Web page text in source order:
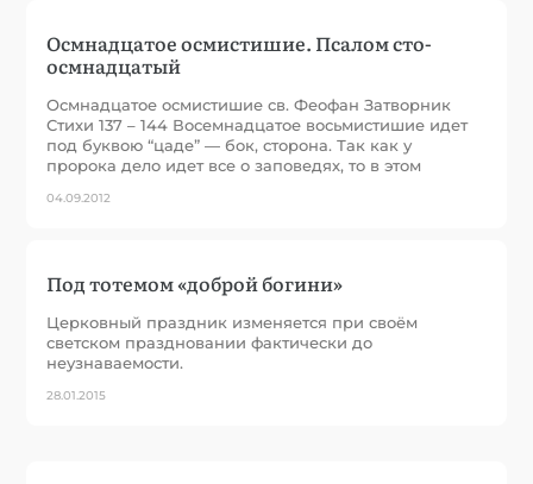
Осмнадцатое осмистишие. Псалом сто-
осмнадцатый
Осмнадцатое осмистишие св. Феофан Затворник
Стихи 137 – 144 Восемнадцатое восьмистишие идет
под буквою “цаде” — бок, сторона. Так как у
пророка дело идет все о заповедях, то в этом
04.09.2012
Под тотемом «доброй богини»
Церковный праздник изменяется при своём
светском праздновании фактически до
неузнаваемости.
28.01.2015